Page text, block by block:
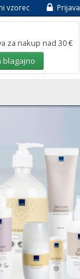
vzorec Prijava
za nakup nad 30 €
blagajno